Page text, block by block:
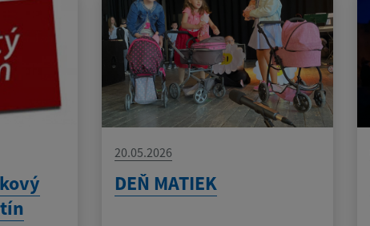
20.05.2026
DEŇ MATIEK